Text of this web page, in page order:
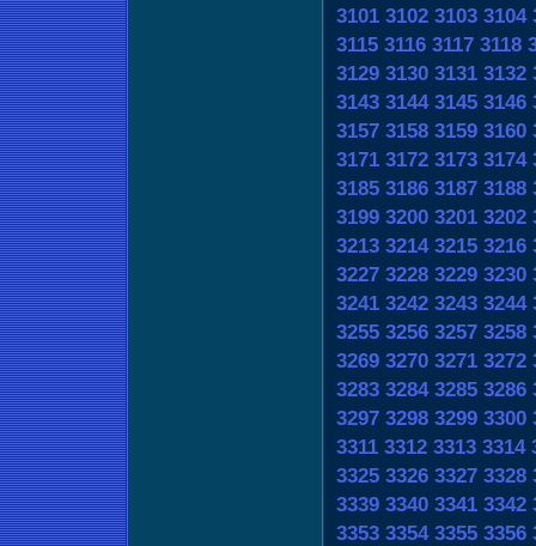
3101 3102 3103 3104
3115 3116 3117 3118
3129 3130 3131 3132
3143 3144 3145 3146
3157 3158 3159 3160
3171 3172 3173 3174
3185 3186 3187 3188
3199 3200 3201 3202
3213 3214 3215 3216
3227 3228 3229 3230
3241 3242 3243 3244
3255 3256 3257 3258
3269 3270 3271 3272
3283 3284 3285 3286
3297 3298 3299 3300
3311 3312 3313 3314
3325 3326 3327 3328
3339 3340 3341 3342
3353 3354 3355 3356